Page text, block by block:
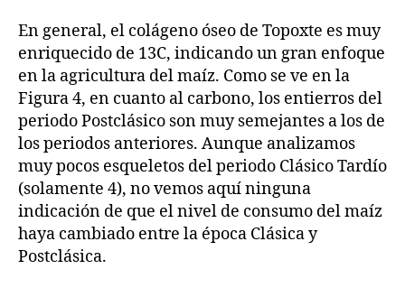
En general, el colágeno óseo de Topoxte es muy
enriquecido de 13C, indicando un gran enfoque
en la agricultura del maíz. Como se ve en la
Figura 4, en cuanto al carbono, los entierros del
periodo Postclásico son muy semejantes a los de
los periodos anteriores. Aunque analizamos
muy pocos esqueletos del periodo Clásico Tardío
(solamente 4), no vemos aquí ninguna
indicación de que el nivel de consumo del maíz
haya cambiado entre la época Clásica y
Postclásica.